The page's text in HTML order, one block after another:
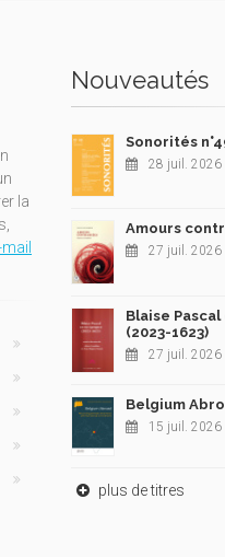
la
mail
Nouveautés
Sonorités
28 juil. 2026
Amours
27 juil. 2026
Blaise
(2023-1623)
27 juil. 2026
Belgium
15 juil. 2026
plus de titres